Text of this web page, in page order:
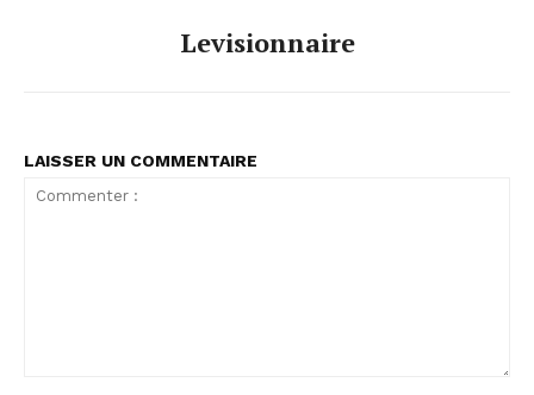
Levisionnaire
LAISSER UN COMMENTAIRE